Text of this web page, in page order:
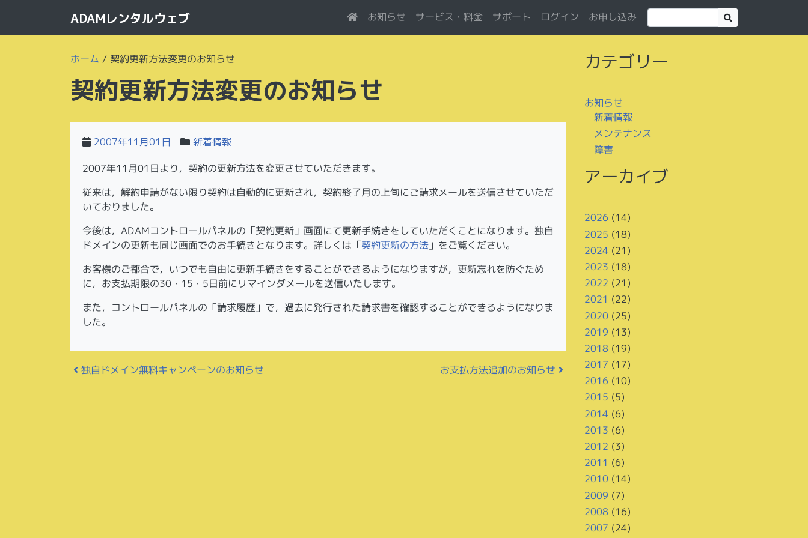
ADAMレンタルウェブ お知らせ サービス・料金 サポート ログイン お申し込み
ホーム / 契約更新方法変更のお知らせ
契約更新方法変更のお知らせ
2007年11月01日 新着情報
2007年11月01日より，契約の更新方法を変更させていただきます。
従来は，解約申請がない限り契約は自動的に更新され，契約終了月の上旬にご請求メールを送信させていただ
いておりました。
今後は，ADAMコントロールパネルの「契約更新」画面にて更新手続きをしていただくことになります。独自
ドメインの更新も同じ画面でのお手続きとなります。詳しくは「契約更新の方法」をご覧ください。
お客様のご都合で，いつでも自由に更新手続きをすることができるようになりますが，更新忘れを防ぐため
に，お支払期限の30・15・5日前にリマインダメールを送信いたします。
また，コントロールパネルの「請求履歴」で，過去に発行された請求書を確認することができるようになりま
した。
投稿ナビゲーション
独自ドメイン無料キャンペーンのお知らせ お支払方法追加のお知らせ
カテゴリー
お知らせ
新着情報
メンテナンス
障害
アーカイブ
2026 (14)
2025 (18)
2024 (21)
2023 (18)
2022 (21)
2021 (22)
2020(25)
2019 (13)
2018 (19)
2017 (17)
2016 (10)
2015 (5)
2014 (6)
2013 (6)
2012 (3)
2011 (6)
2010(14)
2009 (7)
2008 (16)
2007 (24)